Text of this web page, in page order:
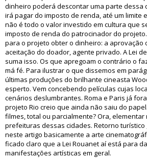
dinheiro poderá descontar uma parte dessa
irá pagar do imposto de renda, até um limite
não é todo o valor investido em cultura que
imposto de renda do patrocinador do
para o projeto obter o dinheiro: a aprovação
aceitação do doador, agente privado. A Lei
suma isso. Os que apregoam o contrário o
má fé. Para ilustrar o que dissemos em
últimas produções do brilhante cineasta
esperto. Vem concebendo películas cujas
cenários deslumbrantes. Roma e Paris já
projeto Rio creio que ainda não saiu do
filmes, total ou parcialmente? Ora, elementar
prefeituras dessas cidades. Retorno turístico
neste artigo basicamente a arte
ficado claro que a Lei Rouanet aí está para
manifestações artísticas em geral.